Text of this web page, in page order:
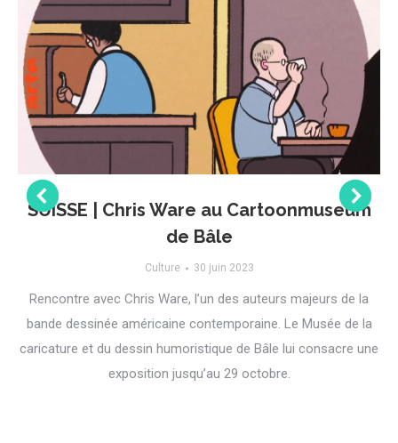
SUISSE | Chris Ware au Cartoonmuseum
de Bâle
Culture 30 juin 2023
Rencontre avec Chris Ware, l’un des auteurs majeurs de la
bande dessinée américaine contemporaine. Le Musée de la
caricature et du dessin humoristique de Bâle lui consacre une
exposition jusqu’au 29 octobre.